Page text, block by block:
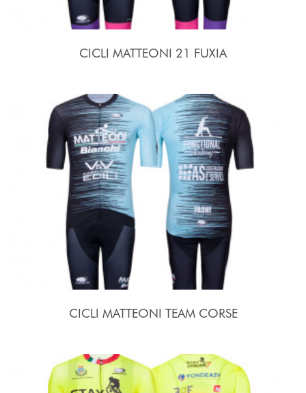
CICLI MATTEONI 21 FUXIA
CICLI MATTEONI TEAM CORSE